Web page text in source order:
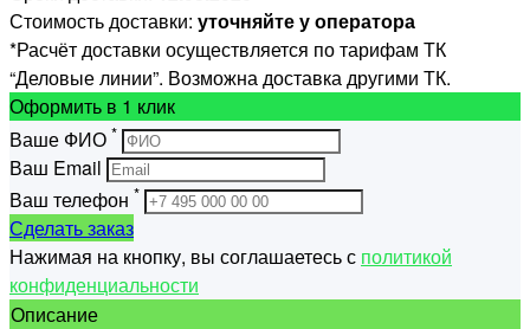
Стоимость доставки: уточняйте у оператора
*Расчёт доставки осуществляется по тарифам ТК
“Деловые линии”. Возможна доставка другими ТК.
Оформить в 1 клик
Ваше ФИО *
Ваш Email
Ваш телефон *
Сделать заказ
Нажимая на кнопку, вы соглашаетесь с политикой
конфиденциальности
Описание